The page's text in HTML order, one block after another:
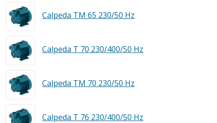
Calpeda TM 65 230/50 Hz
Calpeda T 70 230/400/50 Hz
Calpeda TM 70 230/50 Hz
Calpeda T 76 230/400/50 Hz